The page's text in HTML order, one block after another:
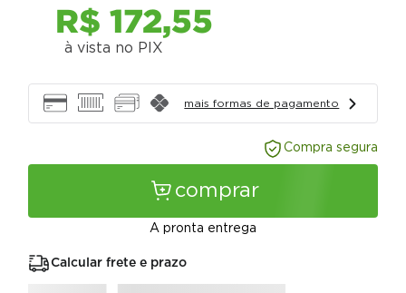
R$ 172,55
à vista no PIX
mais formas de pagamento
Compra segura
comprar
A pronta entrega
Calcular frete e prazo